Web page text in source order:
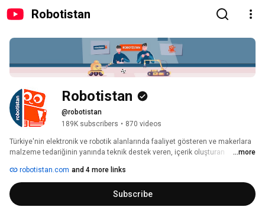
Robotistan
Robotistan
@robotistan
189K subscribers • 870 videos
Türkiye'nin elektronik ve robotik alanlarında faaliyet gösteren ve makerlara
malzeme tedariğinin yanında teknik destek veren, içerik oluşturan
...more
robotistan.com and 4 more links
Subscribe